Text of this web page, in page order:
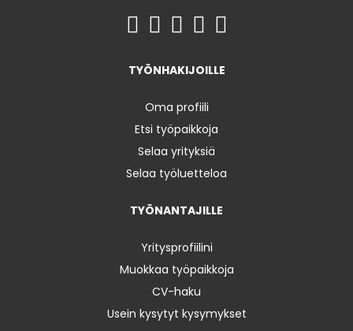
TYÖNHAKIJOILLE
Oma profiili
Etsi työpaikkoja
Selaa yrityksiä
Selaa työluetteloa
TYÖNANTAJILLE
Yritysprofiilini
Muokkaa työpaikkoja
CV-haku
Usein kysytyt kysymykset